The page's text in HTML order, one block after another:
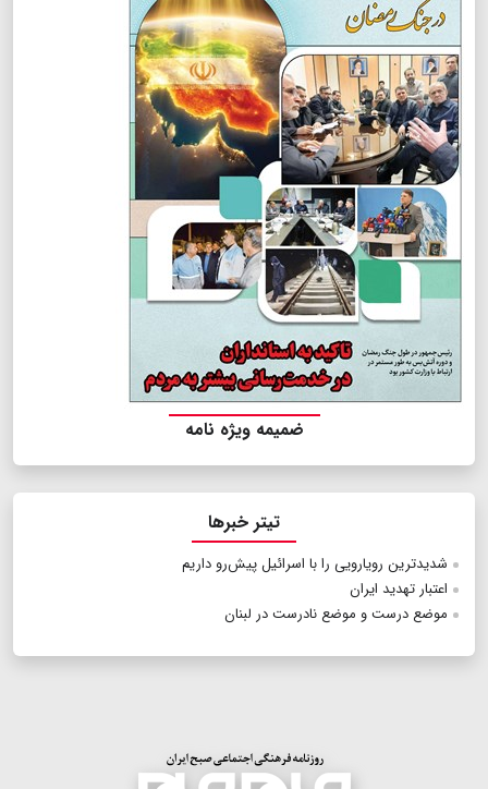
ضمیمه ویژه نامه
تیتر خبرها
شدیدترین رویارویی را با اسرائیل پیش‌رو داریم
اعتبار تهدید ایران
موضع درست و موضع نادرست در لبنان